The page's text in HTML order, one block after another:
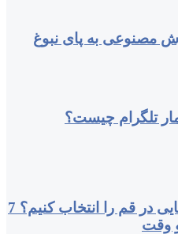
مصنوعی به پای نبوغ
تلگرام چیست؟
چگونه بهترین سالن زیبایی در قم را انتخاب کنیم؟ 7
وقت